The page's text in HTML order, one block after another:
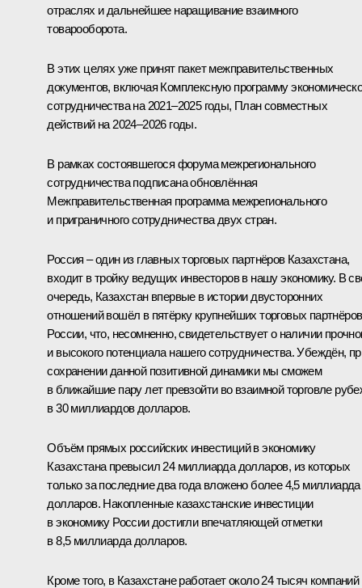
отраслях и дальнейшее наращивание взаимного
товарооборота.
В этих целях уже принят пакет межправительственных
документов, включая Комплексную программу
сотрудничества на 2021–2025 годы, План совместных
действий на 2024–2026 годы.
В рамках состоявшегося форума межрегионального
сотрудничества подписана обновлённая
Межправительственная программа межрегионального
и приграничного сотрудничества двух стран.
Россия – один из главных торговых партнёров Казахстана,
входит в тройку ведущих инвесторов в нашу экономику. В
очередь, Казахстан впервые в истории двусторонних
отношений вошёл в пятёрку крупнейших торговых партнёров
России, что, несомненно, свидетельствует о наличии
и высокого потенциала нашего сотрудничества. Убеждён,
сохранении данной позитивной динамики мы сможем
в ближайшие пару лет превзойти во взаимной торговле
в 30 миллиардов долларов.
Объём прямых российских инвестиций в экономику
Казахстана превысил 24 миллиарда долларов, из которых
только за последние два года вложено более 4,5 миллиарда
долларов. Накопленные казахстанские инвестиции
в экономику России достигли впечатляющей отметки
в 8,5 миллиарда долларов.
Кроме того, в Казахстане работает около 24 тысяч компаний